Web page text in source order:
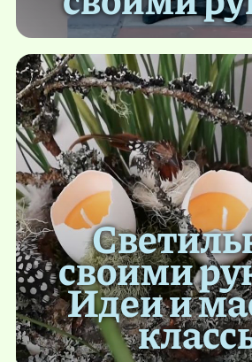
своими
Идеи и